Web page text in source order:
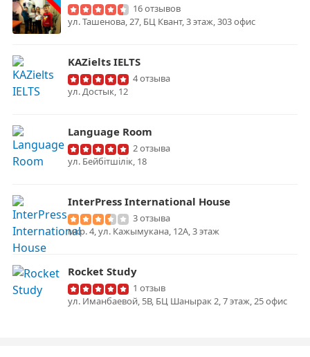
16 отзывов
ул. Ташенова, 27, БЦ Квант, 3 этаж, 303 офис
KAZielts IELTS
4 отзыва
ул. Достык, 12
Language Room
2 отзыва
ул. ​Бейбітшілік, 18
InterPress International House
3 отзыва
мкр. 4, ул. Кажымукана, 12А, 3 этаж
Rocket Study
1 отзыв
ул. Иманбаевой, 5В, БЦ Шанырак 2, 7 этаж, 25 офис